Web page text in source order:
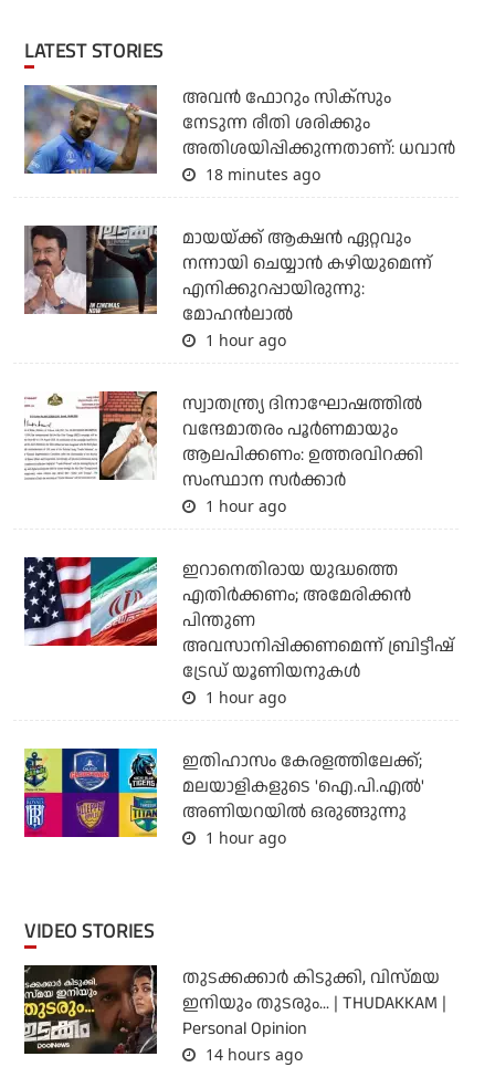
LATEST STORIES
അവന്‍ ഫോറും സിക്സും
നേടുന്ന രീതി ശരിക്കും
അതിശയിപ്പിക്കുന്നതാണ്: ധവാന്‍
18 minutes ago
മായയ്ക്ക് ആക്ഷന്‍ ഏറ്റവും
നന്നായി ചെയ്യാന്‍ കഴിയുമെന്ന്
എനിക്കുറപ്പായിരുന്നു:
മോഹന്‍ലാല്‍
1 hour ago
സ്വാതന്ത്ര്യ ദിനാഘോഷത്തില്‍
വന്ദേമാതരം പൂര്‍ണമായും
ആലപിക്കണം: ഉത്തരവിറക്കി
സംസ്ഥാന സര്‍ക്കാര്‍
1 hour ago
ഇറാനെതിരായ യുദ്ധത്തെ
എതിര്‍ക്കണം; അമേരിക്കന്‍
പിന്തുണ
അവസാനിപ്പിക്കണമെന്ന് ബ്രിട്ടീഷ്
ട്രേഡ് യൂണിയനുകള്‍
1 hour ago
ഇതിഹാസം കേരളത്തിലേക്ക്;
മലയാളികളുടെ 'ഐ.പി.എല്‍'
അണിയറയില്‍ ഒരുങ്ങുന്നു
1 hour ago
VIDEO STORIES
തുടക്കക്കാര്‍ കിടുക്കി, വിസ്മയ
ഇനിയും തുടരും... | THUDAKKAM |
Personal Opinion
14 hours ago